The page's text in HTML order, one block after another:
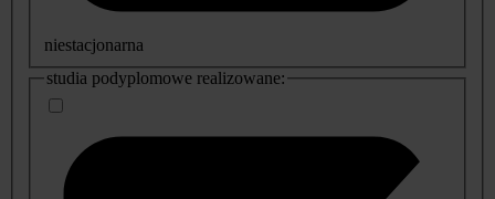
niestacjonarna
studia podyplomowe realizowane: